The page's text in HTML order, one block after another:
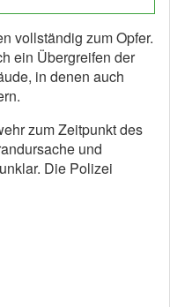
vollständig zum Opfer.
ein Übergreifen der
in denen auch
zum Zeitpunkt des
und
Die Polizei